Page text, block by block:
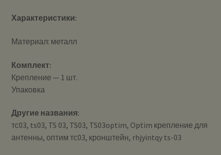
Характеристики:
Материал: металл
Комплект:
Крепление — 1 шт.
Упаковка
Другие названия:
тс03, ts03, TS 03, TS03, TS03optim, Optim крепление для
антенны, оптим тс03, кронштейн, rhjyintqy ts-03